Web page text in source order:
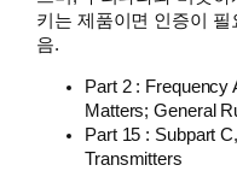
키는 제품이면 인증이
음.
Part 2 : Frequency
Matters; General
Part 15 : Subpart
Transmitters